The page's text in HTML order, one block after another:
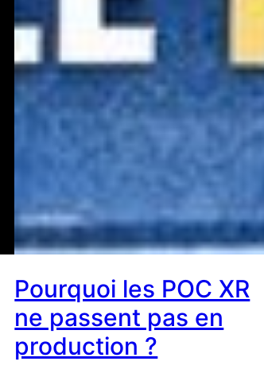
Pourquoi les POC XR
ne passent pas en
production ?